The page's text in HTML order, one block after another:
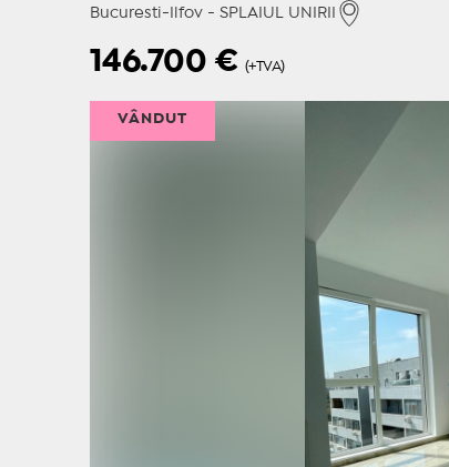
Bucuresti-Ilfov - SPLAIUL UNIRII
146.700 € (+TVA)
VÂNDUT